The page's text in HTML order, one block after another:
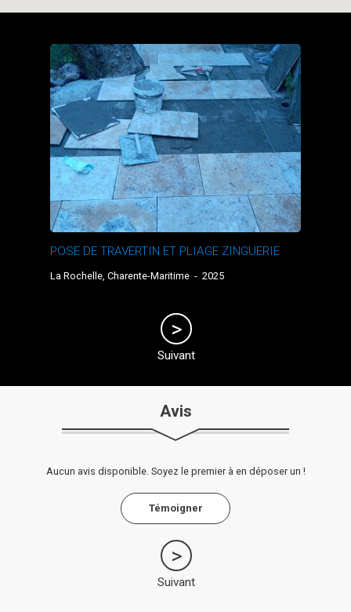
POSE DE TRAVERTIN ET PLIAGE ZINGUERIE
La Rochelle, Charente-Maritime - 2025
Suivant
Avis
Aucun avis disponible. Soyez le premier à en déposer un !
Témoigner
Suivant